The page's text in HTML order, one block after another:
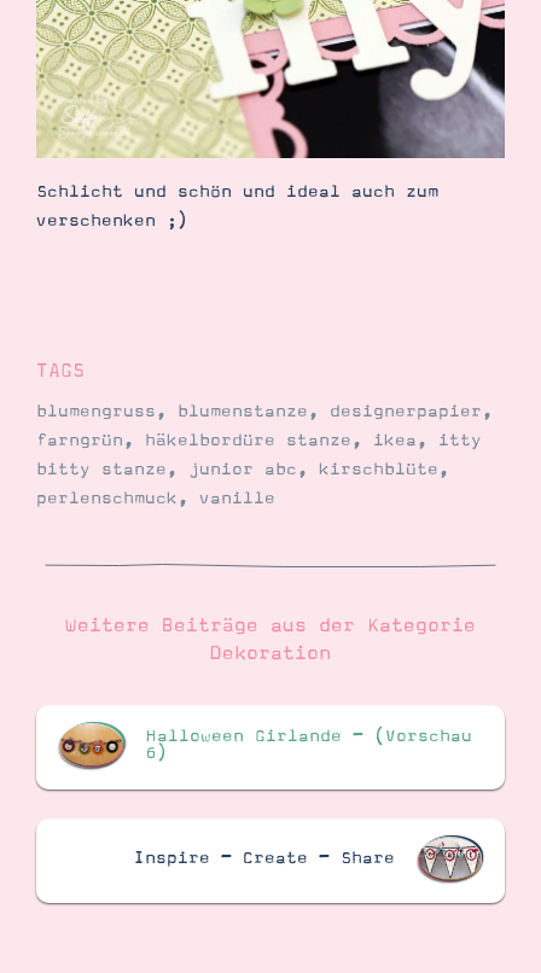
Schlicht und schön und ideal auch zum
verschenken ;)
TAGS
blumengruss, blumenstanze, designerpapier,
farngrün, häkelbordüre stanze, ikea, itty
bitty stanze, junior abc, kirschblüte,
perlenschmuck, vanille
Weitere Beiträge aus der Kategorie
Dekoration
Halloween Girlande – (Vorschau
6)
Inspire – Create – Share